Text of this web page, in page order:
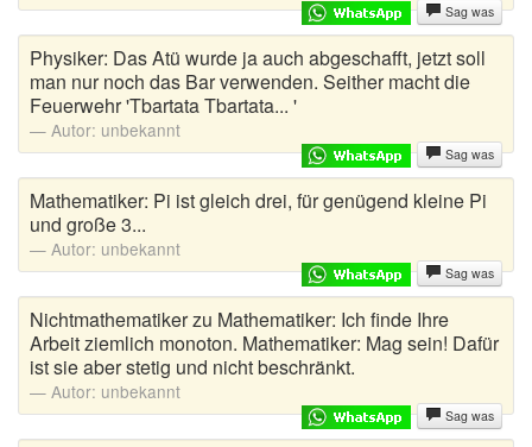
Sag was
Physiker: Das Atü wurde ja auch abgeschafft, jetzt soll
man nur noch das Bar verwenden. Seither macht die
Feuerwehr 'Tbartata Tbartata... '
Autor: unbekannt
Sag was
Mathematiker: Pi ist gleich drei, für genügend kleine Pi
und große 3...
Autor: unbekannt
Sag was
Nichtmathematiker zu Mathematiker: Ich finde Ihre
Arbeit ziemlich monoton. Mathematiker: Mag sein! Dafür
ist sie aber stetig und nicht beschränkt.
Autor: unbekannt
Sag was